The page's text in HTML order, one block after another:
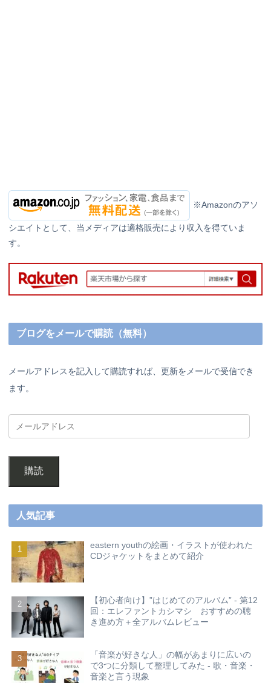
※Amazonのアソ
シエイトとして、当メディアは適格販売により収入を得ていま
す。
ブログをメールで購読（無料）
メールアドレスを記入して購読すれば、更新をメールで受信でき
ます。
購読
人気記事
eastern youthの絵画・イラストが使われた
CDジャケットをまとめて紹介
【初心者向け】”はじめてのアルバム” - 第12
回：エレファントカシマシ おすすめの聴
き進め方＋全アルバムレビュー
「音楽が好きな人」の幅があまりに広いの
で3つに分類して整理してみた - 歌・音楽・
音楽と言う現象